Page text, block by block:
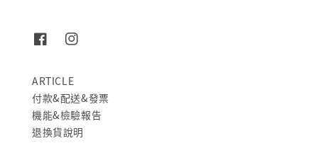
ARTICLE
付款&配送&發票
機能&檢驗報告
退換貨說明